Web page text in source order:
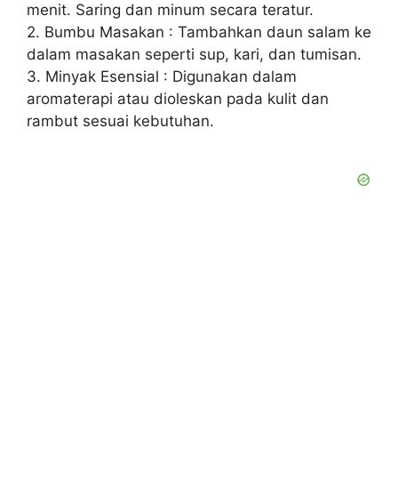
menit. Saring dan minum secara teratur.
2. Bumbu Masakan : Tambahkan daun salam ke
dalam masakan seperti sup, kari, dan tumisan.
3. Minyak Esensial : Digunakan dalam
aromaterapi atau dioleskan pada kulit dan
rambut sesuai kebutuhan.